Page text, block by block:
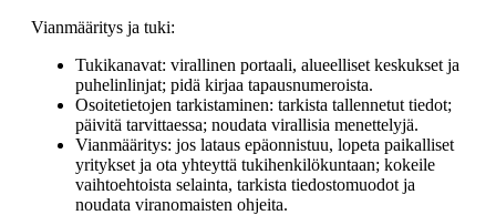
Vianmääritys ja tuki:
Tukikanavat: virallinen portaali, alueelliset keskukset ja
puhelinlinjat; pidä kirjaa tapausnumeroista.
Osoitetietojen tarkistaminen: tarkista tallennetut tiedot;
päivitä tarvittaessa; noudata virallisia menettelyjä.
Vianmääritys: jos lataus epäonnistuu, lopeta paikalliset
yritykset ja ota yhteyttä tukihenkilökuntaan; kokeile
vaihtoehtoista selainta, tarkista tiedostomuodot ja
noudata viranomaisten ohjeita.